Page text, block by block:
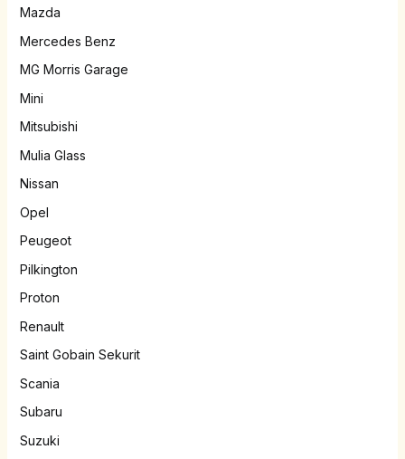
Mazda
Mercedes Benz
MG Morris Garage
Mini
Mitsubishi
Mulia Glass
Nissan
Opel
Peugeot
Pilkington
Proton
Renault
Saint Gobain Sekurit
Scania
Subaru
Suzuki